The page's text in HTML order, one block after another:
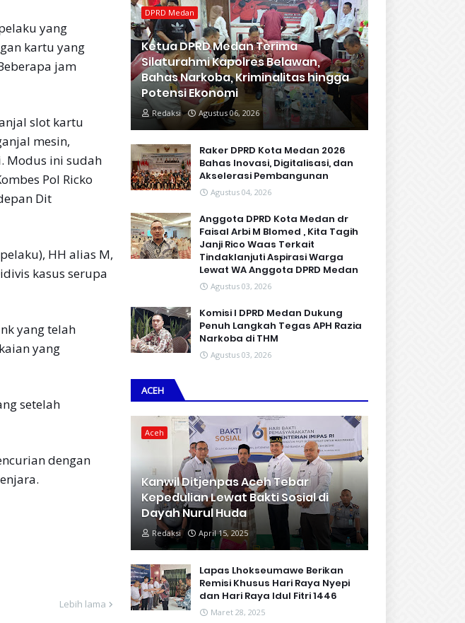
yang
kartu yang
jam
slot kartu
mesin,
Modus ini sudah
Pol Ricko
Dit
HH alias M,
kasus serupa
yang telah
yang
setelah
dengan
Lebih lama
DPRD Medan
Ketua DPRD Medan Terima
Silaturahmi Kapolres Belawan,
Bahas Narkoba, Kriminalitas hingga
Potensi Ekonomi
Redaksi Agustus 06, 2026
Raker DPRD Kota Medan 2026
Bahas Inovasi, Digitalisasi, dan
Akselerasi Pembangunan
Agustus 04, 2026
Anggota DPRD Kota Medan dr
Faisal Arbi M Blomed , Kita Tagih
Janji Rico Waas Terkait
Tindaklanjuti Aspirasi Warga
Lewat WA Anggota DPRD Medan
Agustus 03, 2026
Komisi I DPRD Medan Dukung
Penuh Langkah Tegas APH Razia
Narkoba di THM
Agustus 03, 2026
ACEH
Aceh
Kanwil Ditjenpas Aceh Tebar
Kepedulian Lewat Bakti Sosial di
Dayah Nurul Huda
Redaksi April 15, 2025
Lapas Lhokseumawe Berikan
Remisi Khusus Hari Raya Nyepi
dan Hari Raya Idul Fitri 1446
Maret 28, 2025